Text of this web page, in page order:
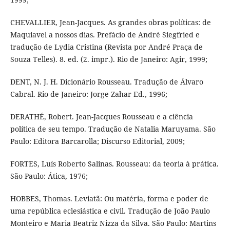
CHEVALLIER, Jean-Jacques. As grandes obras políticas: de
Maquiavel a nossos dias. Prefácio de André Siegfried e
tradução de Lydia Cristina (Revista por André Praça de
Souza Telles). 8. ed. (2. impr.). Rio de Janeiro: Agir, 1999;
DENT, N. J. H. Dicionário Rousseau. Tradução de Álvaro
Cabral. Rio de Janeiro: Jorge Zahar Ed., 1996;
DERATHÉ, Robert. Jean-Jacques Rousseau e a ciência
política de seu tempo. Tradução de Natalia Maruyama. São
Paulo: Editora Barcarolla; Discurso Editorial, 2009;
FORTES, Luís Roberto Salinas. Rousseau: da teoria à prática.
São Paulo: Ática, 1976;
HOBBES, Thomas. Leviatã: Ou matéria, forma e poder de
uma república eclesiástica e civil. Tradução de João Paulo
Monteiro e Maria Beatriz Nizza da Silva. São Paulo: Martins